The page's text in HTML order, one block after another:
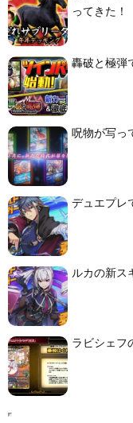
ってきた！
轟破と極弾
呪物が写っ
デュエプレ
ルカの新ス
ラビシェフ